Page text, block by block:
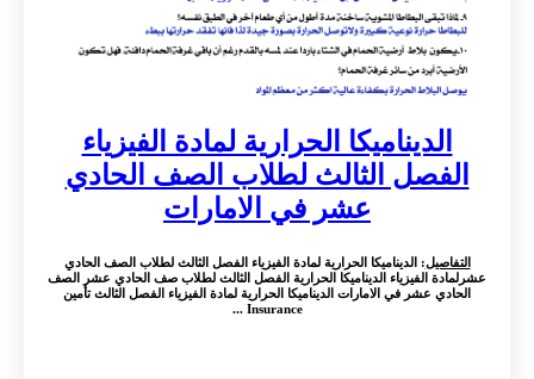
الديناميكا الحرارية لمادة الفيزياء
الفصل الثالث لطلاب الصف الحادي
عشر في الامارات
التفاصيل: الديناميكا الحرارية لمادة الفيزياء الفصل الثالث لطلاب الصف الحادي
عشرلمادة الفيزياء الديناميكا الحرارية الفصل الثالث لطلاب صف الحادي عشر الصف
الحادي عشر في الامارات الديناميكا الحرارية لمادة الفيزياء الفصل الثالث تأمين
Insurance ...